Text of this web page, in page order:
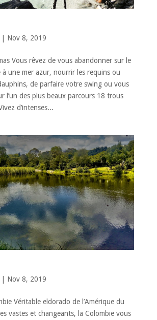
Nov 8, 2019
Vous rêvez de vous abandonner sur le
à une mer azur, nourrir les requins ou
de parfaire votre swing ou vous
l’un des plus beaux parcours 18 trous
d’intenses...
Nov 8, 2019
Véritable eldorado de l’Amérique du
vastes et changeants, la Colombie vous